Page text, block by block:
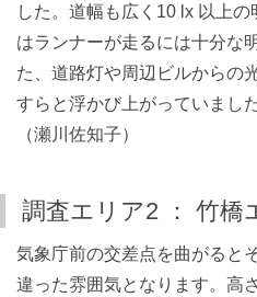
した。道幅も広く10 lx 以上
はランナーが走るには十分な
た、道路灯や周辺ビルからの
すらと浮かび上がっていました
（瀬川佐知子）
調査エリア2 ： 竹橋
気象庁前の交差点を曲がると
違った雰囲気となります。高